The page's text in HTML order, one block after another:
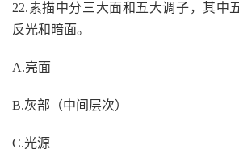
22.素描中分三大面和五大调子，其中
反光和暗面。
A.亮面
B.灰部（中间层次）
C.光源